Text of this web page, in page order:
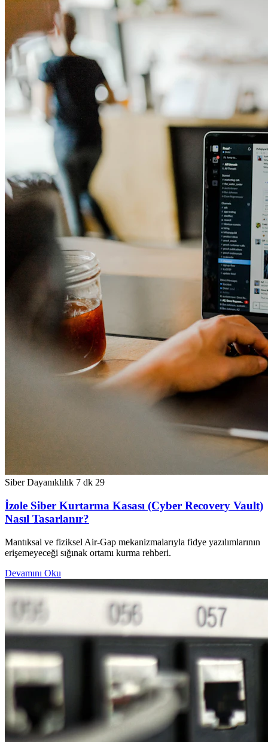
Siber Dayanıklılık 7 dk 29
İzole Siber Kurtarma Kasası (Cyber Recovery Vault)
Nasıl Tasarlanır?
Mantıksal ve fiziksel Air-Gap mekanizmalarıyla fidye yazılımlarının
erişemeyeceği sığınak ortamı kurma rehberi.
Devamını Oku